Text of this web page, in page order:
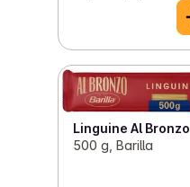
Linguine Al Bronzo
500 g, Barilla